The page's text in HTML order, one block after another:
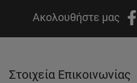
Ακολουθήστε μας
Στοιχεία Επικοινωνίας